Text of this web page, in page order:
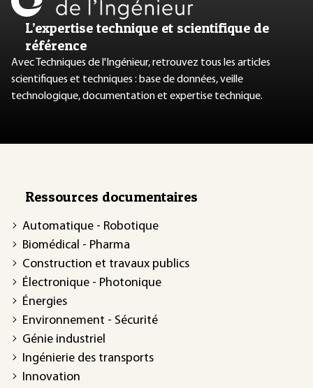
L’expertise technique et scientifique de
référence
Avec Techniques de l'Ingénieur, retrouvez tous les articles
scientifiques et techniques : base de données, veille
technologique, documentation et expertise technique.
Ressources documentaires
Automatique - Robotique
Biomédical - Pharma
Construction et travaux publics
Électronique - Photonique
Énergies
Environnement - Sécurité
Génie industriel
Ingénierie des transports
Innovation